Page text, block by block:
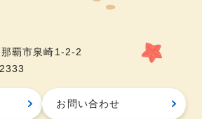
覇市泉崎1-2-2
お問い合わせ